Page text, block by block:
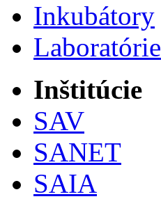
Inkubátory
Laboratórie
Inštitúcie
SAV
SANET
SAIA